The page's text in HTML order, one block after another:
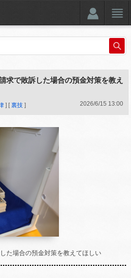
求で敗訴した場合の預金対策を教え
] [裏技 ] 2026/6/15 13:00
た場合の預金対策を教えてほしい